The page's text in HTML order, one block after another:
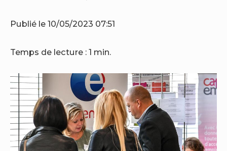
Publié le 10/05/2023 07:51
Temps de lecture : 1 min.